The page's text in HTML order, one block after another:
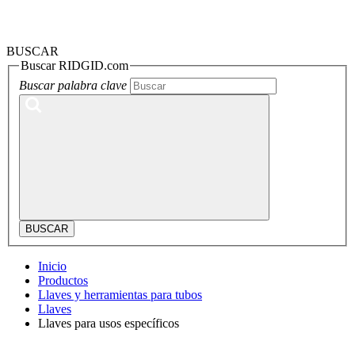
BUSCAR
Buscar RIDGID.com
Buscar palabra clave
BUSCAR
Inicio
Productos
Llaves y herramientas para tubos
Llaves
Llaves para usos específicos